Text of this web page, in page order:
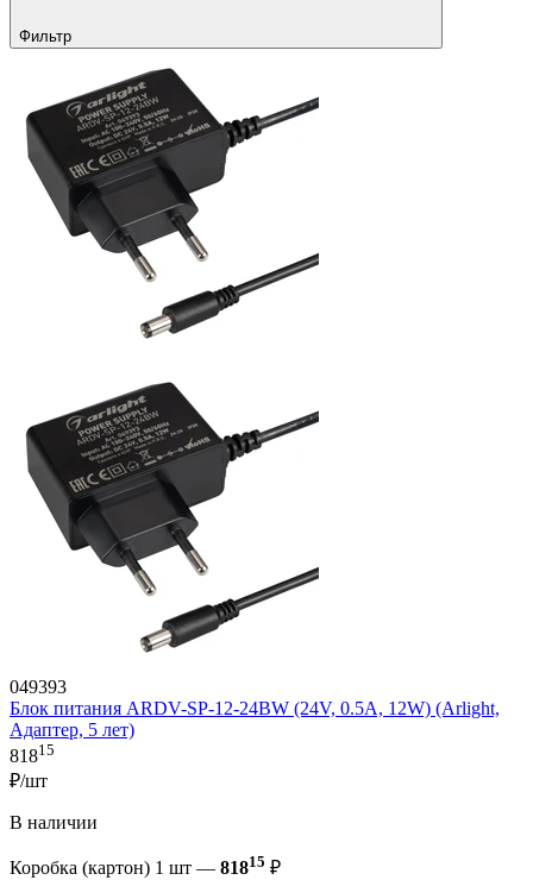
Фильтр
049393
Блок питания ARDV-SP-12-24BW (24V, 0.5A, 12W) (Arlight,
Адаптер, 5 лет)
81815
₽/шт
В наличии
Коробка (картон) 1 шт — 81815 ₽